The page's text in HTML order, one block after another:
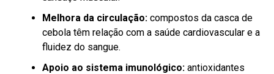
Melhora da circulação:compostos da casca de
cebola têm relação com a saúde cardiovascular e a
fluidez do sangue.
Apoio ao sistema imunológico:antioxidantes